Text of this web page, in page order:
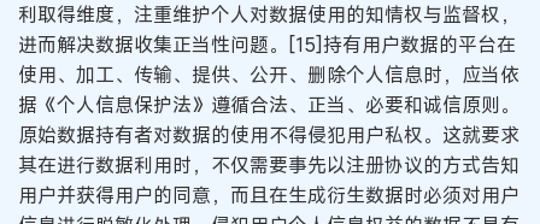
利取得维度，注重维护个人对数据使用的知情权与监督权，
进而解决数据收集正当性问题。[15]持有用户数据的平台在
使用、加工、传输、提供、公开、删除个人信息时，应当依
据《个人信息保护法》遵循合法、正当、必要和诚信原则。
原始数据持有者对数据的使用不得侵犯用户私权。这就要求
其在进行数据利用时，不仅需要事先以注册协议的方式告知
用户并获得用户的同意，而且在生成衍生数据时必须对用户